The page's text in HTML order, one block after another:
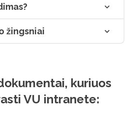
žingsniai
kuriuos
VU intranete: